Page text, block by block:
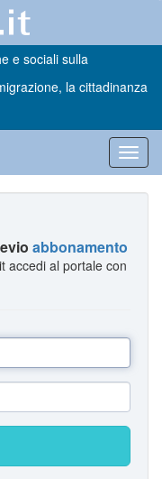
e sociali sulla
la cittadinanza
abbonamento
accedi al portale con